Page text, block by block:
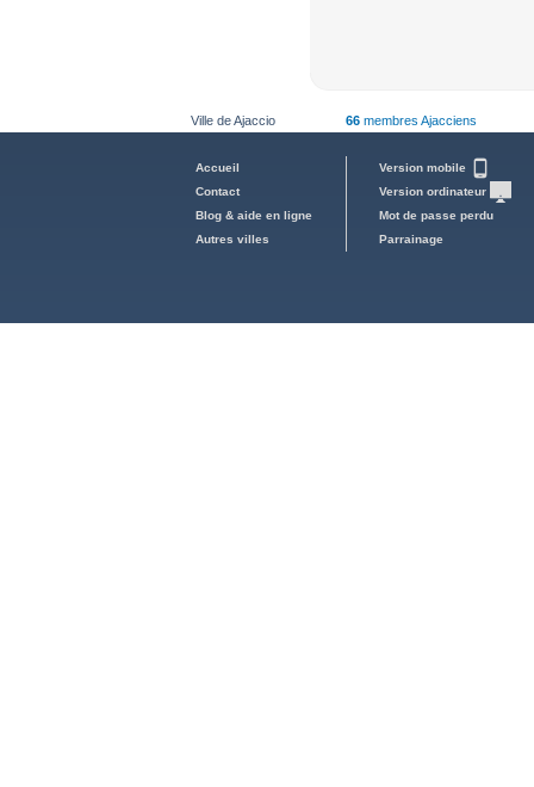
Ville de Ajaccio 66 membres Ajacciens
Accueil
Contact
Blog & aide en ligne
Autres villes
Version mobile
Version ordinateur
Mot de passe perdu
Parrainage